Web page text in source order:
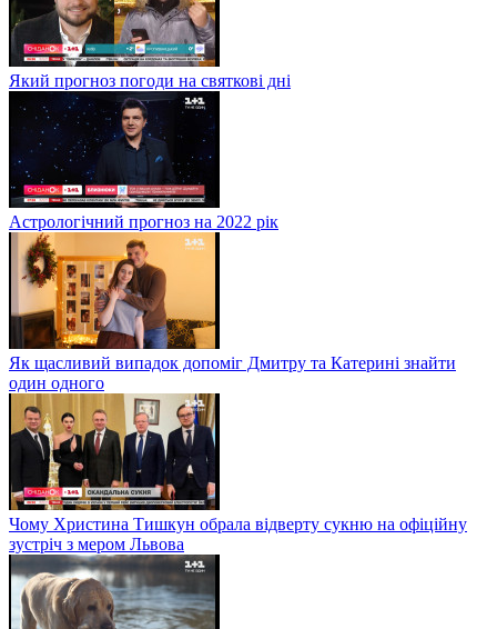
Який прогноз погоди на святкові дні
Астрологічний прогноз на 2022 рік
Як щасливий випадок допоміг Дмитру та Катерині знайти
один одного
Чому Христина Тишкун обрала відверту сукню на офіційну
зустріч з мером Львова